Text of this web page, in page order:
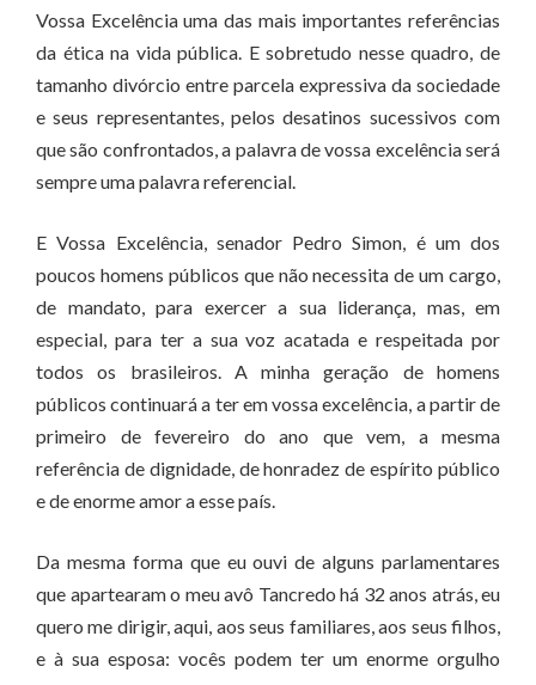
Vossa Excelência uma das mais importantes referências
da ética na vida pública. E sobretudo nesse quadro, de
tamanho divórcio entre parcela expressiva da sociedade
e seus representantes, pelos desatinos sucessivos com
que são confrontados, a palavra de vossa excelência será
sempre uma palavra referencial.
E Vossa Excelência, senador Pedro Simon, é um dos
poucos homens públicos que não necessita de um cargo,
de mandato, para exercer a sua liderança, mas, em
especial, para ter a sua voz acatada e respeitada por
todos os brasileiros. A minha geração de homens
públicos continuará a ter em vossa excelência, a partir de
primeiro de fevereiro do ano que vem, a mesma
referência de dignidade, de honradez de espírito público
e de enorme amor a esse país.
Da mesma forma que eu ouvi de alguns parlamentares
que apartearam o meu avô Tancredo há 32 anos atrás, eu
quero me dirigir, aqui, aos seus familiares, aos seus filhos,
e à sua esposa: vocês podem ter um enorme orgulho